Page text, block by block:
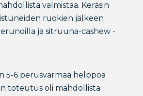
valmistaa. Keräsin
ruokien jälkeen
ja sitruuna-cashew -
5-6 perusvarmaa helppoa
toteutus oli mahdollista